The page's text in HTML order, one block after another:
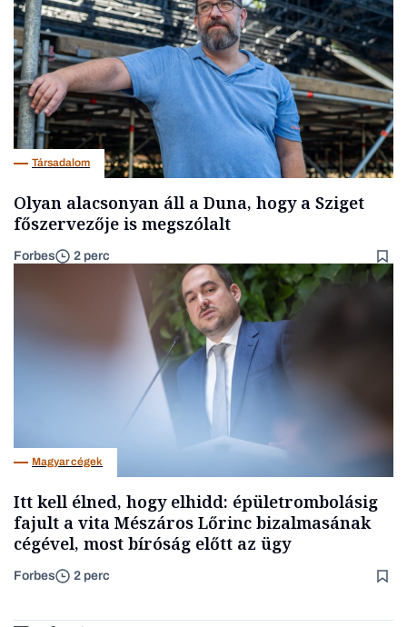
Társadalom
Olyan alacsonyan áll a Duna, hogy a Sziget
főszervezője is megszólalt
Forbes 2 perc
Magyar cégek
Itt kell élned, hogy elhidd: épületrombolásig
fajult a vita Mészáros Lőrinc bizalmasának
cégével, most bíróság előtt az ügy
Forbes 2 perc